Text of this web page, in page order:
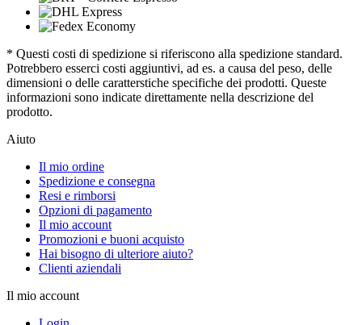
* Questi costi di spedizione si riferiscono alla spedizione standard.
Potrebbero esserci costi aggiuntivi, ad es. a causa del peso, delle
dimensioni o delle caratterstiche specifiche dei prodotti. Queste
informazioni sono indicate direttamente nella descrizione del
prodotto.
Aiuto
Il mio ordine
Spedizione e consegna
Resi e rimborsi
Opzioni di pagamento
Il mio account
Promozioni e buoni acquisto
Hai bisogno di ulteriore aiuto?
Clienti aziendali
Il mio account